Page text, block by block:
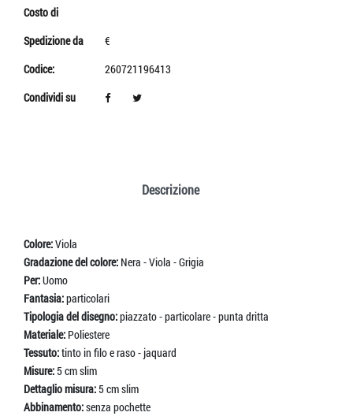
Costo di
Spedizione da
€
Codice:
260721196413
Condividi su
Descrizione
Colore:Viola
Gradazione del colore: Nera - Viola - Grigia
Per:Uomo
Fantasia:particolari
Tipologia del disegno:piazzato - particolare - punta dritta
Materiale: Poliestere
Tessuto:tinto in filo e raso - jaquard
Misure:5 cm slim
Dettaglio misura:5 cm slim
Abbinamento:senza pochette